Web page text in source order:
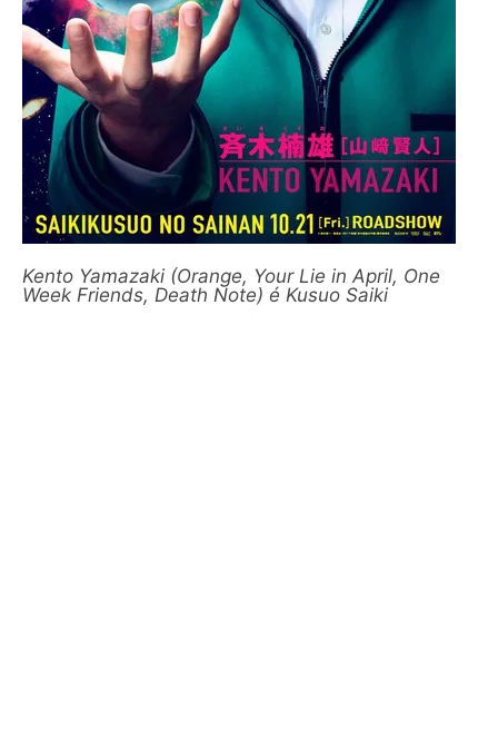
Kento Yamazaki (Orange, Your Lie in April, One
Week Friends, Death Note) é Kusuo Saiki